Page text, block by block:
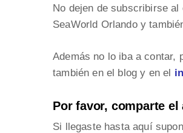
No dejen de subscribirse
SeaWorld Orlando y
Además no lo iba a contar,
también en el blog y en el
Por favor, comparte
Si llegaste hasta aquí